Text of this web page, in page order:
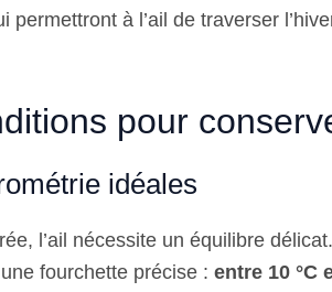
à l’ail de traverser
pour
idéales
l’ail nécessite un équilibre
fourchette précise : entre 10 °C